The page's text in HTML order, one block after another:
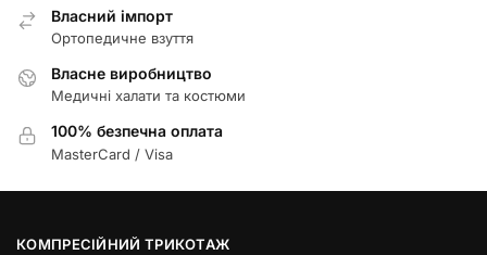
Власний імпорт
Ортопедичне взуття
Власне виробництво
Медичні халати та костюми
100% безпечна оплата
MasterCard / Visa
КОМПРЕСІЙНИЙ ТРИКОТАЖ